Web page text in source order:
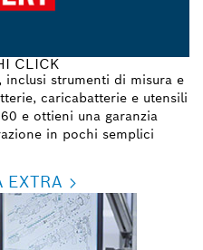
CLICK
strumenti di misura e
caricabatterie e utensili
e ottieni una garanzia
in pochi semplici
EXTRA